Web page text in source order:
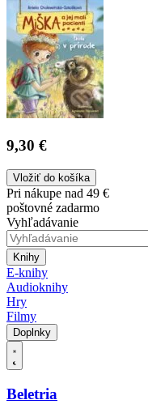
9,30 €
Vložiť do košíka
Pri nákupe nad 49 €
poštovné zadarmo
Vyhľadávanie
Knihy
E-knihy
Audioknihy
Hry
Filmy
Doplnky
Beletria